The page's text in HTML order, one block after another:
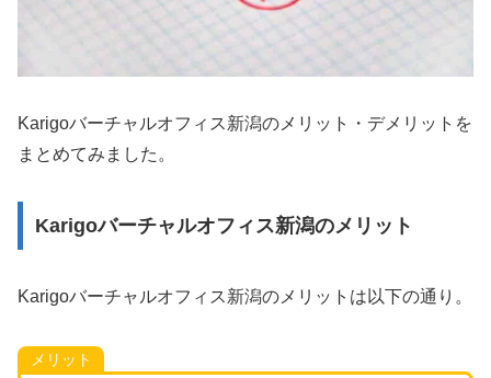
Karigoバーチャルオフィス新潟のメリット・デメリットを
まとめてみました。
Karigoバーチャルオフィス新潟のメリット
Karigoバーチャルオフィス新潟のメリットは以下の通り。
メリット